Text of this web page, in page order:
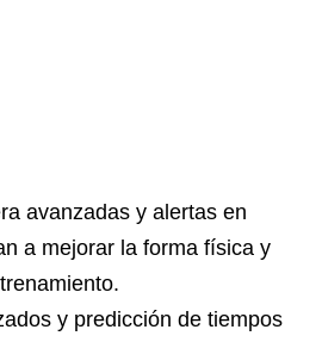
avanzadas y alertas en
a mejorar la forma física y
y predicción de tiempos